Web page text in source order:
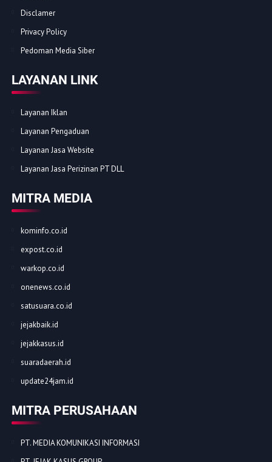
Disclamer
Privacy Policy
Pedoman Media Siber
LAYANAN LINK
Layanan Iklan
Layanan Pengaduan
Layanan Jasa Website
Layanan Jasa Perizinan PT DLL
MITRA MEDIA
kominfo.co.id
expost.co.id
warkop.co.id
onenews.co.id
satusuara.co.id
jejakbaik.id
jejakkasus.id
suaradaerah.id
update24jam.id
MITRA PERUSAHAAN
PT. MEDIA KOMUNIKASI INFORMASI